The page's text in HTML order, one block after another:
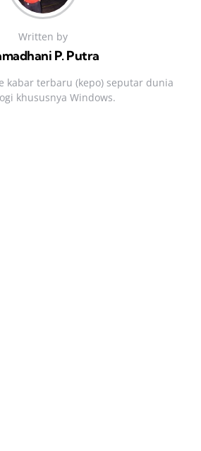
Written by
P. Putra
kabar terbaru (kepo) seputar dunia
khususnya Windows.